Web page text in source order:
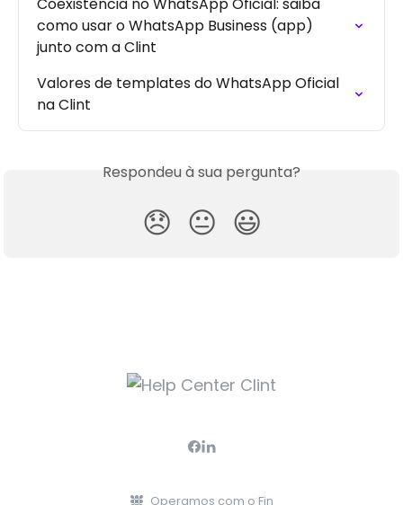
como usar o WhatsApp Business (app)
junto com a Clint
Valores de templates do WhatsApp Oficial
na Clint
Respondeu à sua pergunta?
😞 😐 😃
Operamos com o Fin